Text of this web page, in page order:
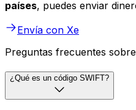
países, puedes enviar
Envía con Xe
Preguntas frecuentes
¿Qué es un código SWIFT?